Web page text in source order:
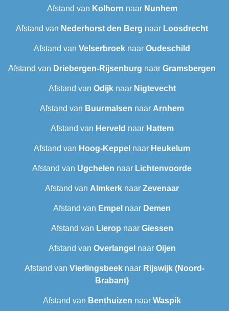
Afstand van Kolhorn naar Nunhem
Afstand van Nederhorst den Berg naar Loosdrecht
Afstand van Velserbroek naar Oudeschild
Afstand van Driebergen-Rijsenburg naar Gramsbergen
Afstand van Odijknaar Nigtevecht
Afstand van Buurmalsen naar Arnhem
Afstand van Herveld naar Hattem
Afstand van Hoog-Keppel naar Heukelum
Afstand van Ugchelen naar Lichtenvoorde
Afstand van Almkerk naar Zevenaar
Afstand van Empel naar Demen
Afstand van Lierop naar Giessen
Afstand van Overlangel naar Oijen
Afstand van Vierlingsbeek naar Rijswijk (Noord-
Brabant)
Afstand van Benthuizen naar Waspik